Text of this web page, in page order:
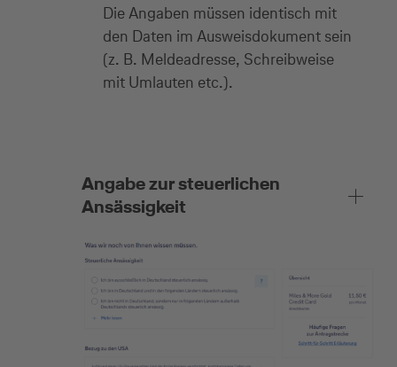
Die Angaben müssen identisch mit
den Daten im Ausweisdokument sein
(z. B. Meldeadresse, Schreibweise
mit Umlauten etc.).
Angabe zur steuerlichen
Ansässigkeit